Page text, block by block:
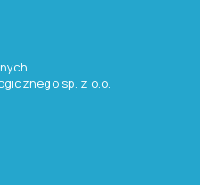
sp. z o.o.